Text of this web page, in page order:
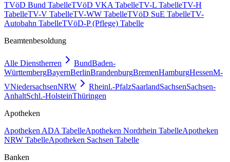
TVöD Bund TabelleTVöD VKA TabelleTV-L TabelleTV-H
TabelleTV-V TabelleTV-WW TabelleTVöD SuE TabelleTV-
Autobahn TabelleTVöD-P (Pflege) Tabelle
Beamtenbesoldung
Alle Dienstherren BundBaden-
WürttembergBayernBerlinBrandenburgBremenHamburgHessenM-
VNiedersachsenNRW Rheinl.-PfalzSaarlandSachsenSachsen-
AnhaltSchl.-HolsteinThüringen
Apotheken
Apotheken ADA TabelleApotheken Nordrhein TabelleApotheken
NRW TabelleApotheken Sachsen Tabelle
Banken